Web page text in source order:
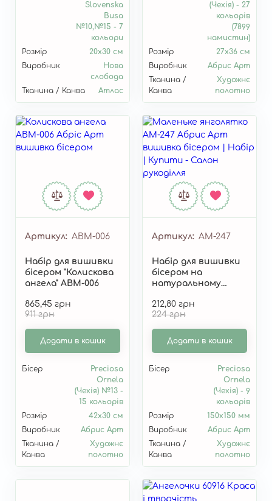
Slovenska
Busa
№10,№15 - 7
кольори
Розмір
20x30 см
Виробник
Нова
слобода
Тканина / Канва
Атлас
(Чехія) - 27
кольорів
(7899
намистин)
Розмір
27х36 см
Виробник
Абрис Арт
Тканина /
Канва
Художнє
полотно
Артикул ABM-006
Набір для вишивки
бісером "Колискова
ангела" ABM-006
865,45 грн
911 грн
Додати в кошик
Бісер
Preciosa
Ornela
(Чехія) №13 -
15 кольорів
Розмір
42х30 см
Виробник
Абрис Арт
Тканина /
Канва
Художнє
полотно
Артикул AM-247
Набір для вишивки
бісером на
натуральному
"Маленьке
янголятко" AM-247
212,80 грн
224 грн
Додати в кошик
Бісер
Preciosa
Ornela
(Чехія) - 9
кольорів
Розмір
150x150 мм
Виробник
Абрис Арт
Тканина /
Канва
Художнє
полотно